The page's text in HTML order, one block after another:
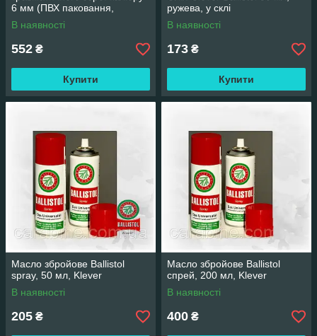
6 мм (ПВХ паковання,
шомпол, 3 йорші) арт 06001
В наявності
552 ₴
Купити
ружева, у склі
В наявності
173 ₴
Купити
Масло збройове Ballistol
spray, 50 мл, Klever
В наявності
205 ₴
Масло збройове Ballistol
спрей, 200 мл, Klever
В наявності
400 ₴